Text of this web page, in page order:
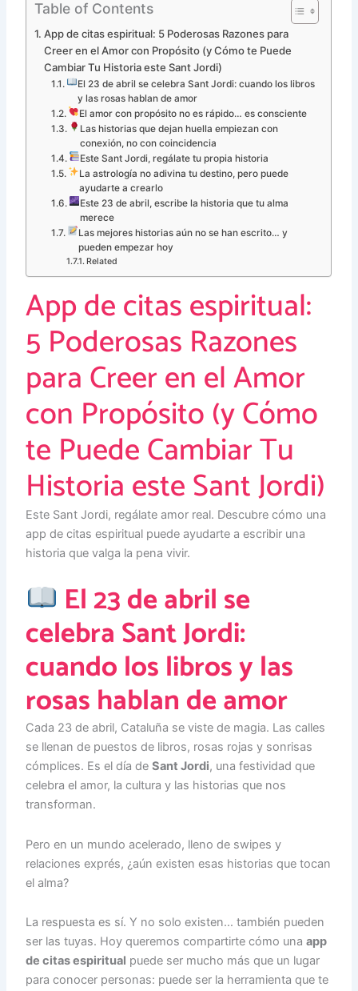
Table of Contents
App de citas espiritual: 5 Poderosas Razones para
Creer en el Amor con Propósito (y Cómo te Puede
Cambiar Tu Historia este Sant Jordi)
El 23 de abril se celebra Sant Jordi: cuando los libros
y las rosas hablan de amor
El amor con propósito no es rápido… es consciente
Las historias que dejan huella empiezan con
conexión, no con coincidencia
Este Sant Jordi, regálate tu propia historia
La astrología no adivina tu destino, pero puede
ayudarte a crearlo
Este 23 de abril, escribe la historia que tu alma
merece
Las mejores historias aún no se han escrito… y
pueden empezar hoy
Related
App de citas espiritual:
5 Poderosas Razones
para Creer en el Amor
con Propósito (y Cómo
te Puede Cambiar Tu
Historia este Sant Jordi)
Este Sant Jordi, regálate amor real. Descubre cómo una
app de citas espiritual puede ayudarte a escribir una
historia que valga la pena vivir.
El 23 de abril se
celebra Sant Jordi:
cuando los libros y las
rosas hablan de amor
Cada 23 de abril, Cataluña se viste de magia. Las calles
se llenan de puestos de libros, rosas rojas y sonrisas
cómplices. Es el día deSant Jordi, una festividad que
celebra el amor, la cultura y las historias que nos
transforman.
Pero en un mundo acelerado, lleno de swipes y
relaciones exprés, ¿aún existen esas historias que tocan
el alma?
La respuesta es sí. Y no solo existen… también pueden
ser las tuyas. Hoy queremos compartirte cómo unaapp
de citas espiritual puede ser mucho más que un lugar
para conocer personas: puede ser la herramienta que te